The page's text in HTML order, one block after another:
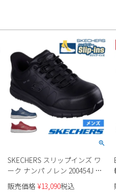
SKECHERS スリップインズ ワ
ーク ナンパ ノレン 200454J メ
ンズ
販売価格 ¥13,090税込